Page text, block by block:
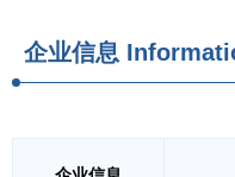
企业信息